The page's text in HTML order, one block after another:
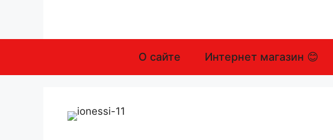
содержимому
О сайте Интернет магазин 😊